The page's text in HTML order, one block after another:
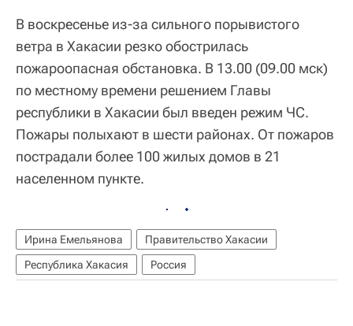
В воскресенье из-за сильного порывистого
ветра в Хакасии резко обострилась
пожароопасная обстановка. В 13.00 (09.00 мск)
по местному времени решением Главы
республики в Хакасии был введен режим ЧС.
Пожары полыхают в шести районах. От пожаров
пострадали более 100 жилых домов в 21
населенном пункте.
Ирина Емельянова
Правительство Хакасии
Республика Хакасия
Россия